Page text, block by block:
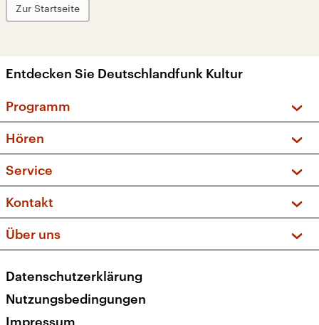
Zur Startseite
Entdecken Sie Deutschlandfunk Kultur
Programm
Sendungen und Podcasts
Musikliste
Kakadu – Das Kinderprogramm
Hören
Frequenzen (UKW + DAB+)
Service
FAQ
Apps
Newsletter
Kontakt
Social Media
Über uns
Presse
Karriere
Datenschutzerklärung
Nutzungsbedingungen
Impressum